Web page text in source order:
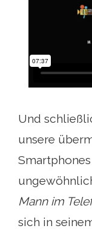
Und
unsere
Mann im
sich in